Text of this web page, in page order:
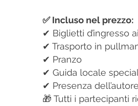
✅ Incluso nel prezzo:
✔ Biglietti d’ingresso
✔ Trasporto in
✔ Pranzo
✔ Guida locale
✔ Presenza dell’autore
🎁 Tutti i partecipanti